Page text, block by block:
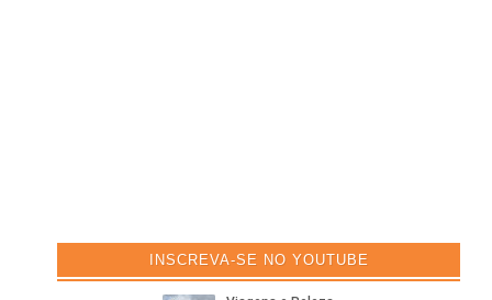
INSCREVA-SE NO YOUTUBE